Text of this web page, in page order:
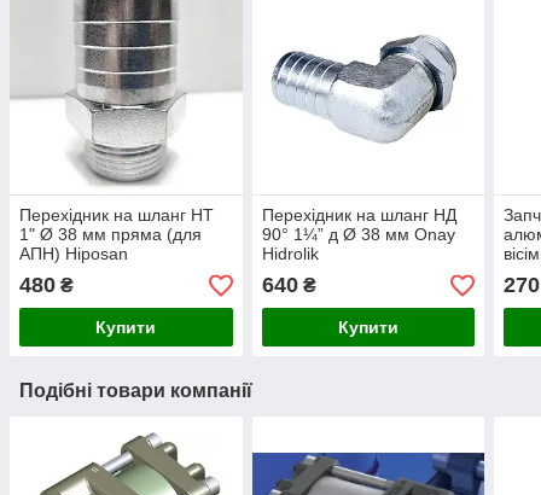
Перехідник на шланг НТ
1" Ø 38 мм пряма (для
АПН) Hiposan
480 ₴
Купити
Перехідник на шланг НД
90° 1¼” д Ø 38 мм Onay
Hidrolik
640₴
Купити
270
Подібні товари компанії